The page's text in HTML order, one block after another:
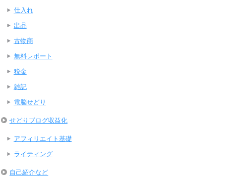
仕入れ
出品
古物商
無料レポート
税金
雑記
電脳せどり
せどりブログ収益化
アフィリエイト基礎
ライティング
自己紹介など